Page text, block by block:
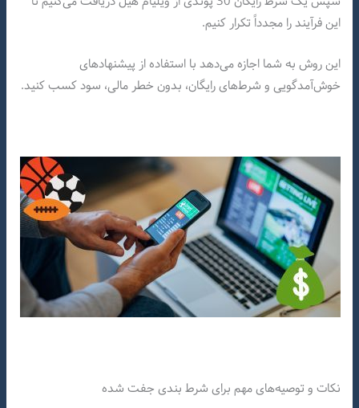
این فرآیند را مجدداً تکرار کنیم.
این روش به شما اجازه می‌دهد با استفاده از پیشنهادهای
خوش‌آمدگویی و شرط‌های رایگان، بدون خطر مالی، سود کسب کنید.
نکات و توصیه‌های مهم برای شرط بندی جفت شده